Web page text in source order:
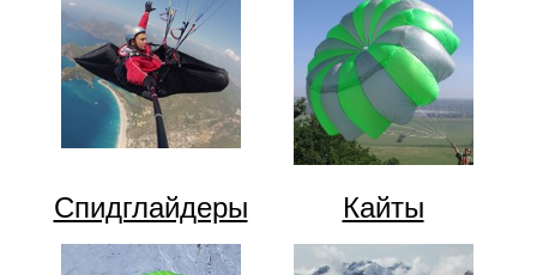
Спидглайдеры Кайты